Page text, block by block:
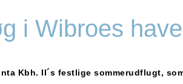
i Wibroes
Kbh. II´s festlige sommerudflugt,